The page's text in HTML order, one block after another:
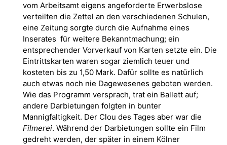
vom Arbeitsamt eigens angeforderte Erwerbslose
verteilten die Zettel an den verschiedenen Schulen,
eine Zeitung sorgte durch die Aufnahme eines
Inserates für weitere Bekanntmachung; ein
entsprechender Vorverkauf von Karten setzte ein. Die
Eintrittskarten waren sogar ziemlich teuer und
kosteten bis zu 1,50 Mark. Dafür sollte es natürlich
auch etwas noch nie Dagewesenes geboten werden.
Wie das Programm versprach, trat ein Ballett auf;
andere Darbietungen folgten in bunter
Mannigfaltigkeit. Der Clou des Tages aber war die
Filmerei. Während der Darbietungen sollte ein Film
gedreht werden, der später in einem Kölner